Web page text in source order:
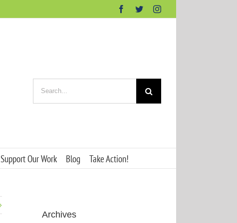
Facebook
TwitterInstagram
for:
Support Our Work Blog Take Action!
Archives